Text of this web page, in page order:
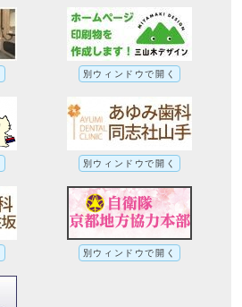
別ウィンドウで開く
別ウィンドウで開く
別ウィンドウで開く